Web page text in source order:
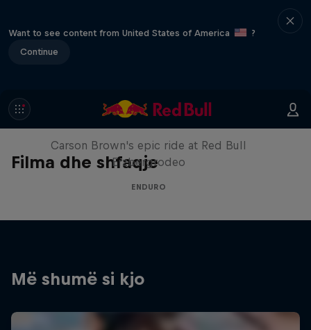
Want to see content from United States of America
?
Continue
Filma dhe shfaqje
Moto Rider vs Enduro Race
Carson Brown's epic ride at Red Bull
Erzbergrodeo
ENDURO
Më shumë si kjo